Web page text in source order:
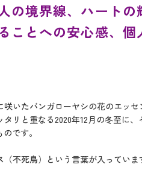
の境界線、ハート
ことへの安心感、
いたバンガローヤシの花のエッセ
リと重なる2020年12月の冬至に
です。
（不死鳥）という言葉が入ってい